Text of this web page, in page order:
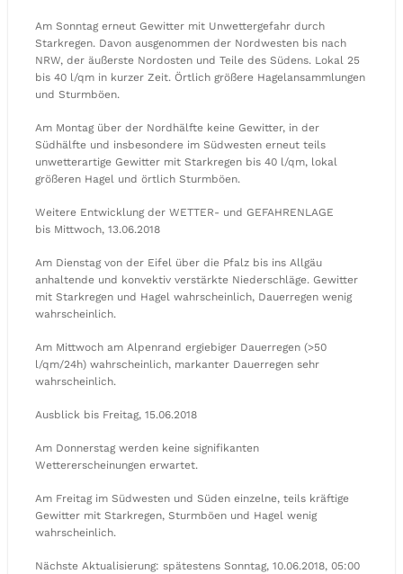
Am Sonntag erneut Gewitter mit Unwettergefahr durch
Starkregen. Davon ausgenommen der Nordwesten bis nach
NRW, der äußerste Nordosten und Teile des Südens. Lokal 25
bis 40 l/qm in kurzer Zeit. Örtlich größere Hagelansammlungen
und Sturmböen.
Am Montag über der Nordhälfte keine Gewitter, in der
Südhälfte und insbesondere im Südwesten erneut teils
unwetterartige Gewitter mit Starkregen bis 40 l/qm, lokal
größeren Hagel und örtlich Sturmböen.
Weitere Entwicklung der WETTER- und GEFAHRENLAGE
bis Mittwoch, 13.06.2018
Am Dienstag von der Eifel über die Pfalz bis ins Allgäu
anhaltende und konvektiv verstärkte Niederschläge. Gewitter
mit Starkregen und Hagel wahrscheinlich, Dauerregen wenig
wahrscheinlich.
Am Mittwoch am Alpenrand ergiebiger Dauerregen (>50
l/qm/24h) wahrscheinlich, markanter Dauerregen sehr
wahrscheinlich.
Ausblick bis Freitag, 15.06.2018
Am Donnerstag werden keine signifikanten
Wettererscheinungen erwartet.
Am Freitag im Südwesten und Süden einzelne, teils kräftige
Gewitter mit Starkregen, Sturmböen und Hagel wenig
wahrscheinlich.
Nächste Aktualisierung: spätestens Sonntag, 10.06.2018, 05:00